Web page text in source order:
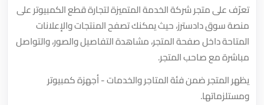
تعرّف على متجر شركة الخدمة المتميزة لتجارة قطع الكمبيوتر على
منصة سوق دادسترز، حيث يمكنك تصفح المنتجات والإعلانات
المتاحة داخل صفحة المتجر، مشاهدة التفاصيل والصور، والتواصل
مباشرة مع صاحب المتجر.
يظهر المتجر ضمن فئة المتاجر والخدمات - أجهزة كمبيوتر
ومستلزماتها.